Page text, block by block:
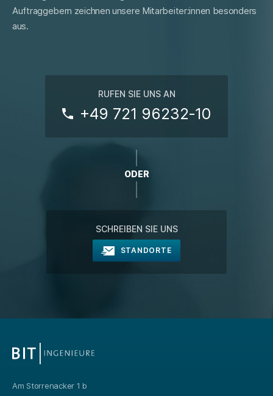
Auftraggebern zeichnen unsere Mitarbeiter:innen besonders
aus.
RUFEN SIE UNS AN
+49 721 96232‑10
ODER
SCHREIBEN SIE UNS
STANDORTE
Am Storrenacker 1 b